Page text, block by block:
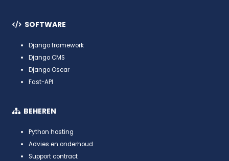
SOFTWARE
Django framework
Django CMS
Django Oscar
Fast-API
BEHEREN
Python hosting
Advies en onderhoud
Support contract